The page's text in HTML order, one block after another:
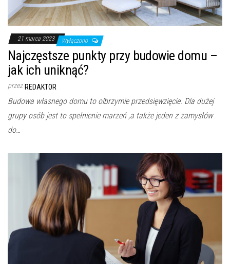
21 marca 2023 Wyłączono
Najczęstsze punkty przy budowie domu –
jak ich uniknąć?
przez REDAKTOR
Budowa własnego domu to olbrzymie przedsięwzięcie. Dla dużej
grupy osób jest to spełnienie marzeń ,a także jeden z zamysłów
do…